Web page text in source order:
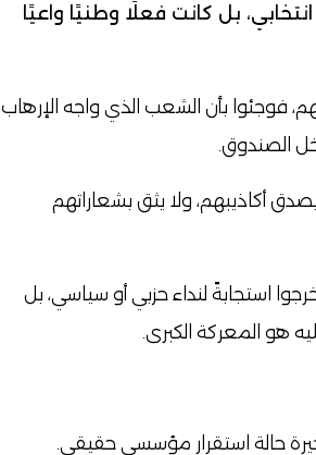
بل كانت فعلًا وطنيًا واعيًا
فوجئوا بأن الشعب الذي واجه الإرهاب
الصندوق.
أكاذيبهم، ولا يثق بشعاراتهم
استجابةً لنداء حزبي أو سياسي، بل
هو المعركة الكبرى.
حالة استقرار مؤسسي حقيقي.